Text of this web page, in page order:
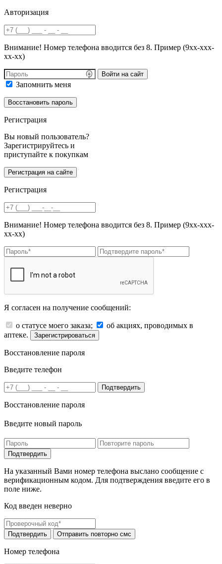
Авторизация
Внимание! Номер телефона вводится без 8. Пример (9хх-ххх-
хх-хх)
Войти на сайт
Запомнить меня
Регистрация
Вы новый пользователь?
Зарегистрируйтесь и
приступайте к покупкам
Регистрация
Внимание! Номер телефона вводится без 8. Пример (9хх-ххх-
хх-хх)
Я согласен на получение сообщений:
о статусе моего заказа;
об акциях, проводимых в
аптеке.
Зарегистрироваться
Восстановление пароля
Введите телефон
Подтвердить
Восстановление пароля
Введите новый пароль
На указанный Вами номер телефона выслано сообщение с
верификационным кодом. Для подтверждения введите его в
поле ниже.
Код введен неверно
Номер телефона